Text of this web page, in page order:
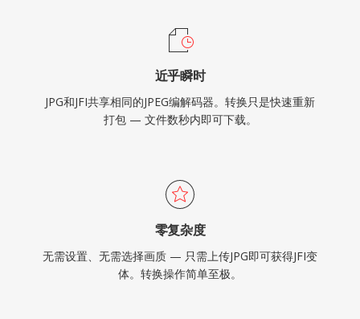
近乎瞬时
JPG和JFI共享相同的JPEG编解码器。转换只是快速重新
打包 — 文件数秒内即可下载。
零复杂度
无需设置、无需选择画质 — 只需上传JPG即可获得JFI变
体。转换操作简单至极。